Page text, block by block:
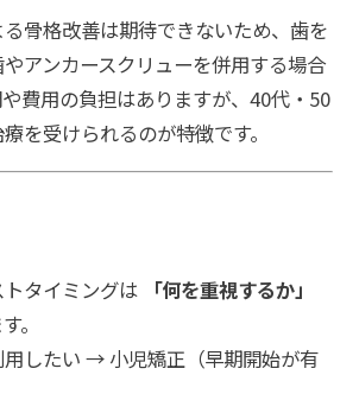
骨格改善は期待できないため、歯を
アンカースクリューを併用する場合
費用の負担はありますが、40代・50
を受けられるのが特徴です。
タイミングは
「何を重視するか」
。
用したい → 小児矯正（早期開始が有